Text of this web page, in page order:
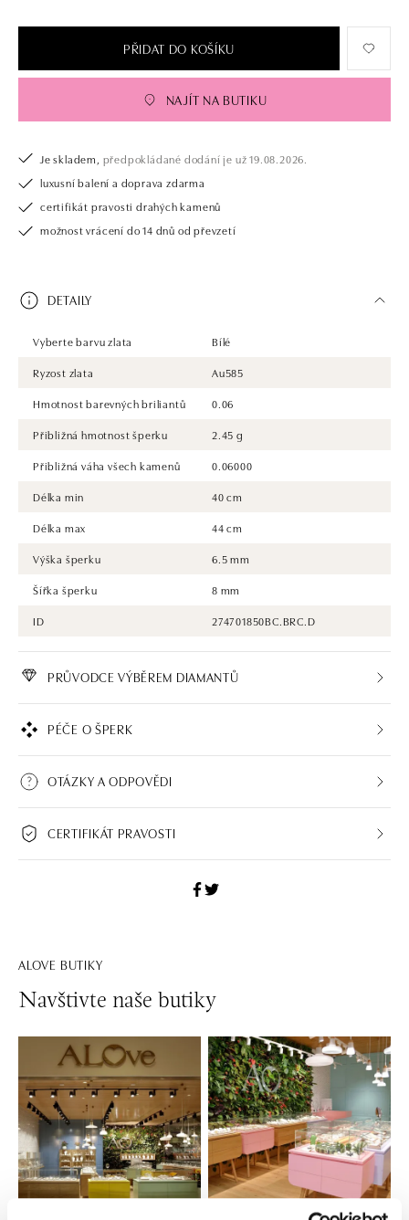
PŘIDAT DO KOŠÍKU
NAJÍT NA BUTIKU
Je skladem, předpokládané dodání je už 19.08.2026.
luxusní balení a doprava zdarma
certifikát pravosti drahých kamenů
možnost vrácení do 14 dnů od převzetí
DETAILY
Vyberte barvu zlata
Bílé
Ryzost zlata
Au585
Hmotnost barevných briliantů
0.06
Přibližná hmotnost šperku
2.45 g
Přibližná váha všech kamenů
0.06000
Délka min
40 cm
Délka max
44 cm
Výška šperku
6.5 mm
Šířka šperku
8 mm
ID
274701850BC.BRC.D
PRŮVODCE VÝBĚREM DIAMANTŮ
PÉČE O ŠPERK
OTÁZKY A ODPOVĚDI
CERTIFIKÁT PRAVOSTI
ALOVE BUTIKY
Navštivte naše butiky